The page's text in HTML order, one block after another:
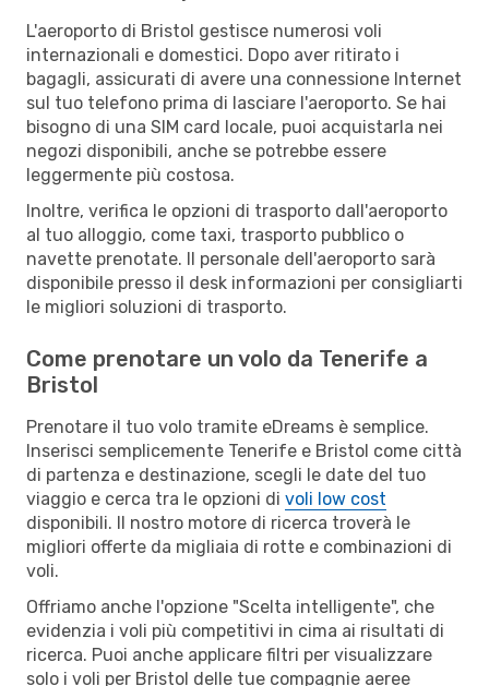
L'aeroporto di Bristol gestisce numerosi voli
internazionali e domestici. Dopo aver ritirato i
bagagli, assicurati di avere una connessione Internet
sul tuo telefono prima di lasciare l'aeroporto. Se hai
bisogno di una SIM card locale, puoi acquistarla nei
negozi disponibili, anche se potrebbe essere
leggermente più costosa.
Inoltre, verifica le opzioni di trasporto dall'aeroporto
al tuo alloggio, come taxi, trasporto pubblico o
navette prenotate. Il personale dell'aeroporto sarà
disponibile presso il desk informazioni per consigliarti
le migliori soluzioni di trasporto.
Come prenotare un volo da Tenerife a
Bristol
Prenotare il tuo volo tramite eDreams è semplice.
Inserisci semplicemente Tenerife e Bristol come città
di partenza e destinazione, scegli le date del tuo
viaggio e cerca tra le opzioni di voli low cost
disponibili. Il nostro motore di ricerca troverà le
migliori offerte da migliaia di rotte e combinazioni di
voli.
Offriamo anche l'opzione "Scelta intelligente", che
evidenzia i voli più competitivi in cima ai risultati di
ricerca. Puoi anche applicare filtri per visualizzare
solo i voli per Bristol delle tue compagnie aeree